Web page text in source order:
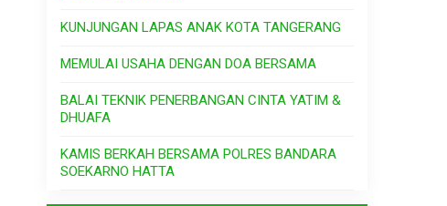
KUNJUNGAN LAPAS ANAK KOTA TANGERANG
MEMULAI USAHA DENGAN DOA BERSAMA
BALAI TEKNIK PENERBANGAN CINTA YATIM &
DHUAFA
KAMIS BERKAH BERSAMA POLRES BANDARA
SOEKARNO HATTA